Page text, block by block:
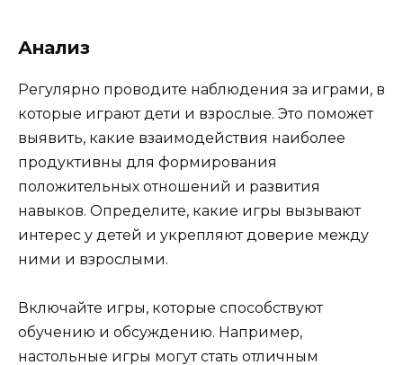
Анализ
Регулярно проводите наблюдения за играми, в
которые играют дети и взрослые. Это поможет
выявить, какие взаимодействия наиболее
продуктивны для формирования
положительных отношений и развития
навыков. Определите, какие игры вызывают
интерес у детей и укрепляют доверие между
ними и взрослыми.
Включайте игры, которые способствуют
обучению и обсуждению. Например,
настольные игры могут стать отличным